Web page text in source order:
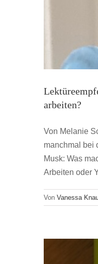
arbeiten?
Von Melanie
manchmal bei
Musk: Was
Arbeiten oder
Von Vanessa